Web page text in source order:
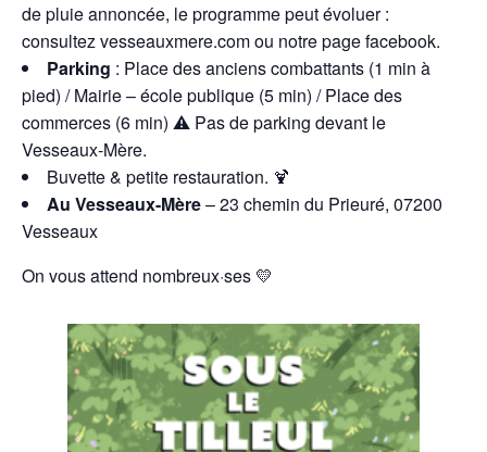
de pluie annoncée, le programme peut évoluer :
consultez vesseauxmere.com ou notre page facebook.
Parking : Place des anciens combattants (1 min à
pied) /Mairie – école publique (5 min) / Place des
commerces (6 min) ⚠ Pas de parking devant le
Vesseaux-Mère.
Buvette & petite restauration. 🍹
Au Vesseaux-Mère– 23 chemin du Prieuré, 07200
Vesseaux
On vous attend nombreux·ses 💛